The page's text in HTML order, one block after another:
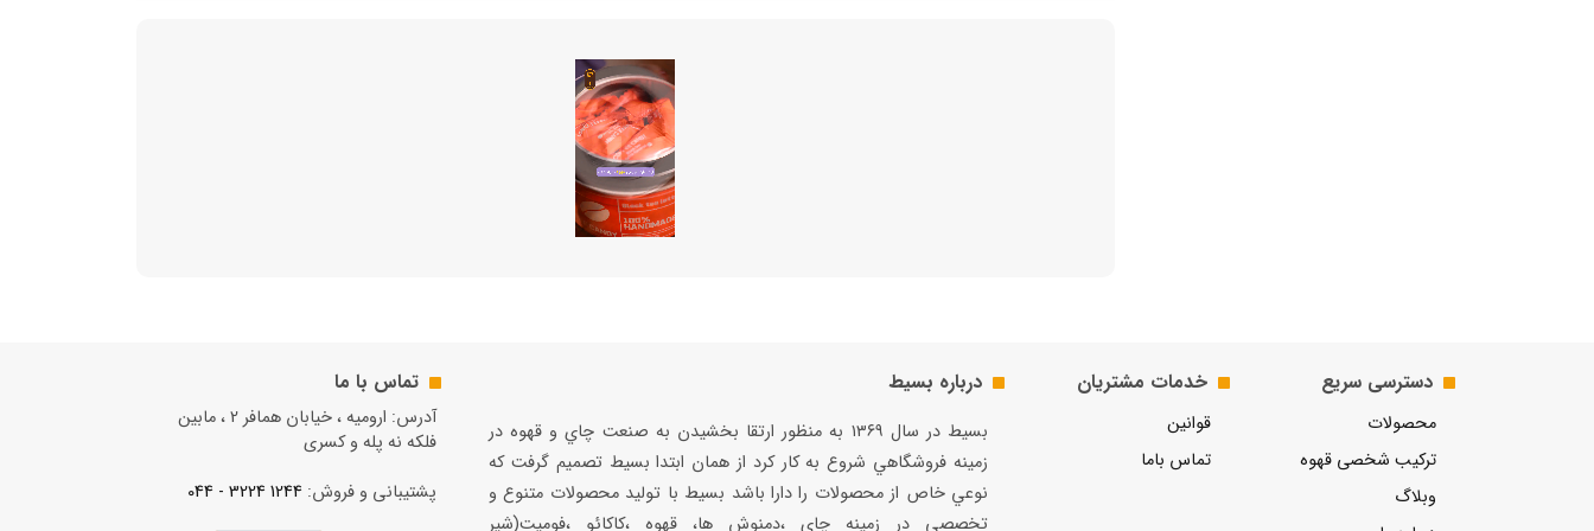
دسترسی سریع
محصولات
ترکیب شخصی قهوه
وبلاگ
خدمات مشتریان
قوانین
تماس باما
درباره بسیط
بسيط در سال ۱۳۶۹ به منظور ارتقا بخشيدن به صنعت چاي و قهوه در
زمينه فروشگاهي شروع به كار كرد از همان ابتدا بسيط تصميم گرفت كه
نوعي خاص از محصولات را دارا باشد بسيط با توليد محصولات متنوع و
تخصصي در زمينه چاي ،دمنوش ها، قهوه ،كاكائو ،فوميت(شير
تماس با ما
آدرس: ارومیه ، خیابان همافر 2 ، مابين
فلكه نه پله و کسری
پشتیبانی و فروش: 1244 3224 - 044